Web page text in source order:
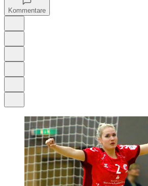
Kommentare